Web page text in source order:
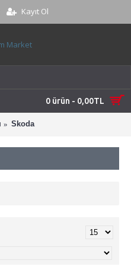
Kayıt Ol
0 ürün - 0,00TL
Skoda